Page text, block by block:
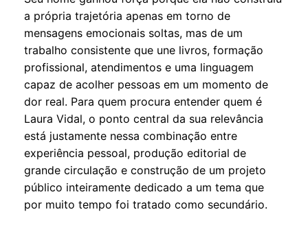
a própria trajetória apenas em torno de
mensagens emocionais soltas, mas de um
trabalho consistente que une livros, formação
profissional, atendimentos e uma linguagem
capaz de acolher pessoas em um momento de
dor real. Para quem procura entender quem é
Laura Vidal, o ponto central da sua relevância
está justamente nessa combinação entre
experiência pessoal, produção editorial de
grande circulação e construção de um projeto
público inteiramente dedicado a um tema que
por muito tempo foi tratado como secundário.